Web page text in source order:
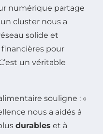
numérique partage
cluster nous a
solide et
financières pour
un véritable
souligne : «
nous a aidés à
durables et à